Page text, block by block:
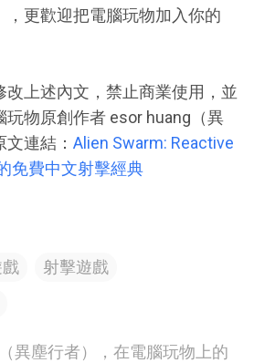
，更歡迎把電腦玩物加入你的
改上述內文，禁止商業使用，並
玩物原創作者 esor huang（異
連結： Alien Swarm: Reactive
免費中文射擊經典
射擊遊戲
異塵行者），在電腦玩物上的